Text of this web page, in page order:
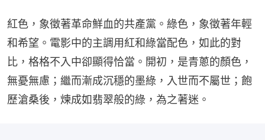
紅色，象徵著革命鮮血的共產黨。綠色，象徵著年輕
和希望。電影中的主調用紅和綠當配色，如此的對
比，格格不入中卻顯得恰當。開初，是青蔥的顏色，
無憂無慮；繼而漸成沉穩的墨綠，入世而不屬世；飽
歷滄桑後，煉成如翡翠般的綠，為之著迷。